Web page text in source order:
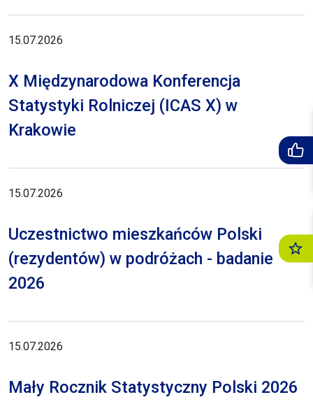
15.07.2026
X Międzynarodowa Konferencja
Statystyki Rolniczej (ICAS X) w
Krakowie
15.07.2026
Uczestnictwo mieszkańców Polski
(rezydentów) w podróżach - badanie
2026
15.07.2026
Mały Rocznik Statystyczny Polski 2026